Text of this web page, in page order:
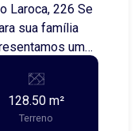
226 Se
sua família
uma
em
3 -
quadrados -
128.50 m²
Terreno